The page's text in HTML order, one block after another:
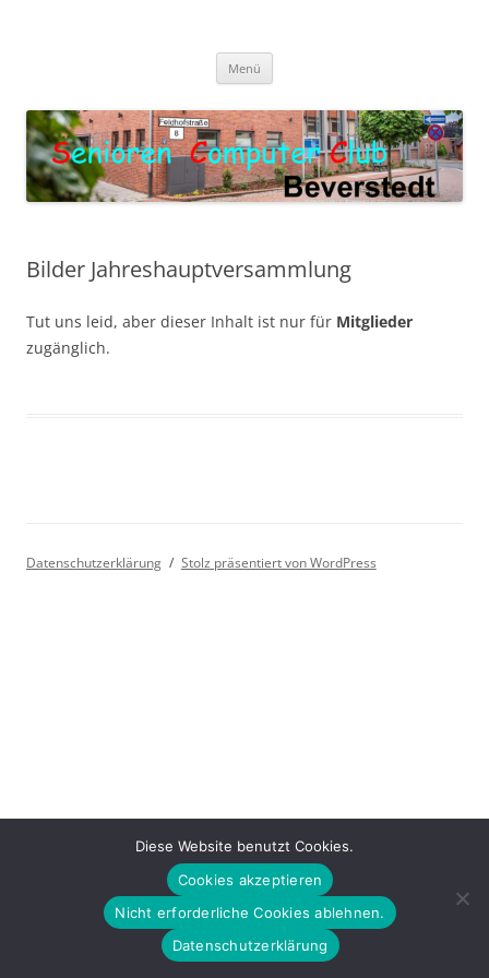
Beverstedt
Menü
Bilder Jahreshauptversammlung
Tut uns leid, aber dieser Inhalt ist nur für Mitglieder
zugänglich.
Datenschutzerklärung Stolz präsentiert von WordPress
Diese Website benutzt Cookies.
Cookies akzeptieren
Nicht erforderliche Cookies ablehnen.
Datenschutzerklärung